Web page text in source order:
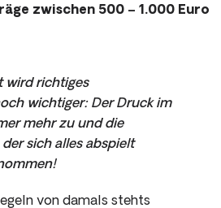
zwischen 500 – 1.000 Euro
wird richtiges
wichtiger: Der Druck im
mehr zu und die
sich alles abspielt
von damals stehts